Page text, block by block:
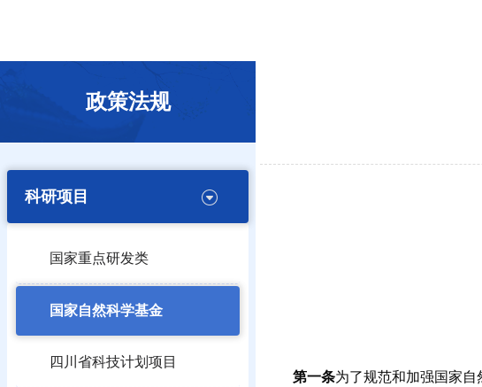
政策法规
科研项目
国家重点研发类
国家自然科学基金
四川省科技计划项目
第一条为了规范和加强国家自